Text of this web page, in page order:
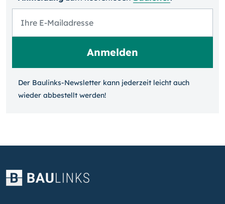
Der Baulinks-Newsletter kann jeder­zeit leicht auch
wieder ab­bestellt werden!